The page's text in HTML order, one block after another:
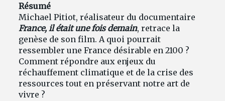
Résumé
Michael Pitiot, réalisateur du documentaire
France, il était une fois demain, retrace la
genèse de son film. A quoi pourrait
ressembler une France désirable en 2100 ?
Comment répondre aux enjeux du
réchauffement climatique et de la crise des
ressources tout en préservant notre art de
vivre ?